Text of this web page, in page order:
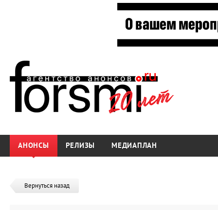
АНОНСЫ РЕЛИЗЫ МЕДИАПЛАН
Вернуться назад